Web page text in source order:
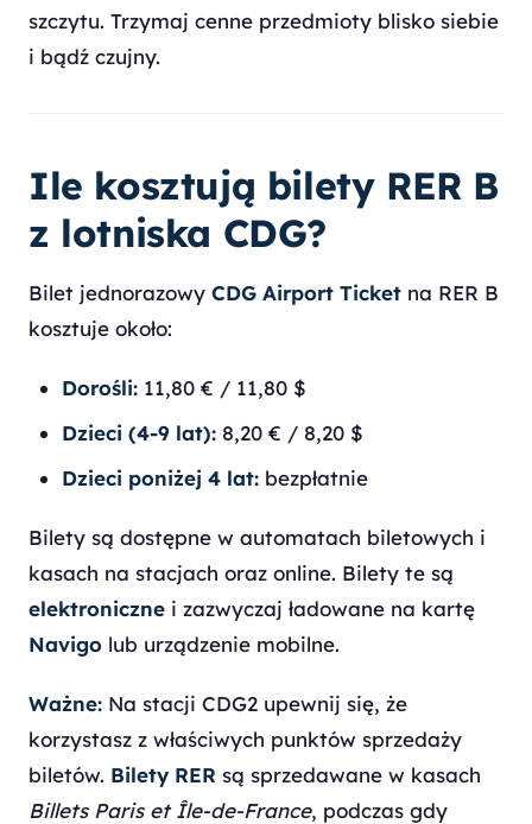
szczytu. Trzymaj cenne przedmioty blisko siebie
i bądź czujny.
Ile kosztują bilety RER B
z lotniska CDG?
Bilet jednorazowy CDG Airport Ticket na RER B
kosztuje około:
Dorośli: 11,80 € / 11,80 $
Dzieci (4-9 lat): 8,20 € / 8,20 $
Dzieci poniżej 4 lat: bezpłatnie
Bilety są dostępne w automatach biletowych i
kasach na stacjach oraz online. Bilety te są
elektroniczne i zazwyczaj ładowane na kartę
Navigo lub urządzenie mobilne.
Ważne: Na stacji CDG2 upewnij się, że
korzystasz z właściwych punktów sprzedaży
biletów. Bilety RER są sprzedawane w kasach
Billets Paris et Île-de-France, podczas gdy